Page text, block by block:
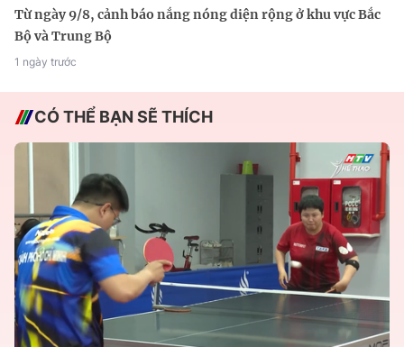
Từ ngày 9/8, cảnh báo nắng nóng diện rộng ở khu vực Bắc
Bộ và Trung Bộ
1 ngày trước
CÓ THỂ BẠN SẼ THÍCH